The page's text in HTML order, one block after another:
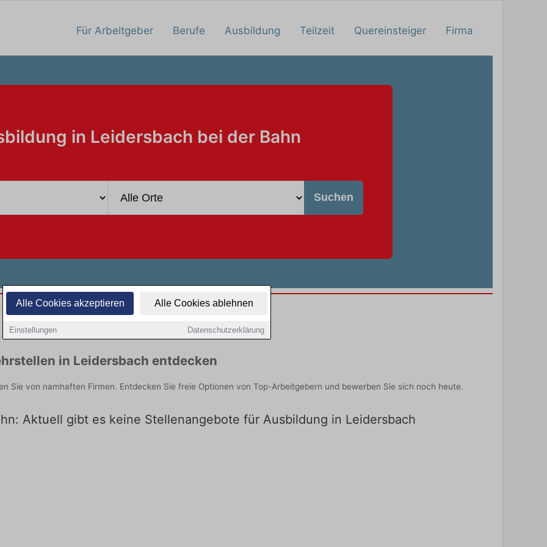
Alle Cookies akzeptieren Alle Cookies ablehnen
Einstellungen Datenschutzerklärung
Für Arbeitgeber Berufe Ausbildung Teilzeit Quereinsteiger Firma
in Leidersbach bei der Bahn
Suchen
in Leidersbach entdecken
Sie von namhaften Firmen. Entdecken Sie freie Optionen von Top-Arbeitgebern und bewerben Sie sich noch heute.
Aktuell gibt es keine Stellenangebote für Ausbildung in Leidersbach